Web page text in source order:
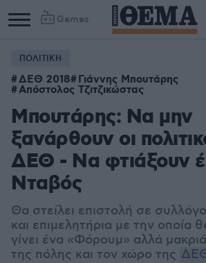
Games
ΠΟΛΙΤΙΚΗ
ΔΕΘ 2018 Γιάννης Μπουτάρης
Απόστολος Τζιτζικώστας
Μπουτάρης: Να μην
ξανάρθουν οι
ΔΕΘ - Να φτιάξουν
Νταβός
Θα στείλει επιστολή σε
και επιμελητήρια με την οποία
γίνει ένα «Φόρουμ» αλλά
της πόλης και τον χώρο της